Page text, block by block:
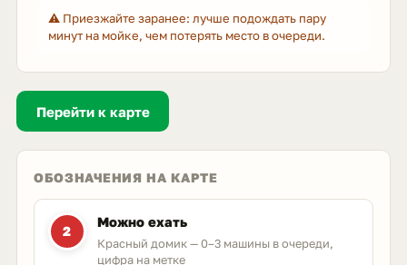
⚠️ Приезжайте заранее: лучше подождать пару
минут на мойке, чем потерять место в очереди.
Перейти к карте
ОБОЗНАЧЕНИЯ НА КАРТЕ
2
Можно ехать
Красный домик — 0–3 машины в очереди,
цифра на метке